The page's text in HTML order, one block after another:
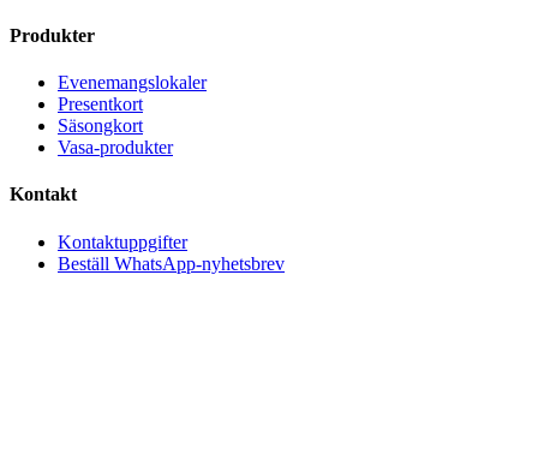
Produkter
Evenemangslokaler
Presentkort
Säsongkort
Vasa-produkter
Kontakt
Kontaktuppgifter
Beställ WhatsApp-nyhetsbrev